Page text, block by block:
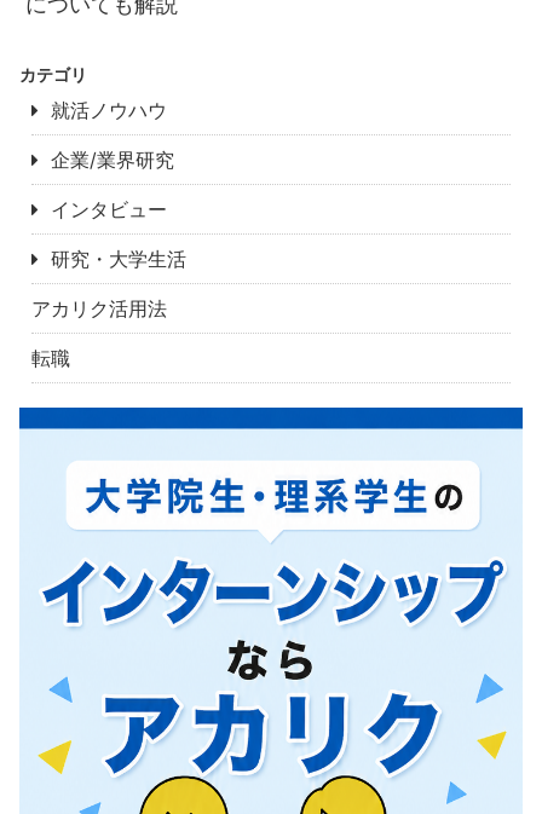
カテゴリ
就活ノウハウ
企業/業界研究
インタビュー
研究・大学生活
アカリク活用法
転職